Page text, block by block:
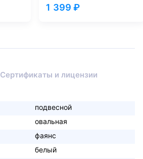
1 399 ₽
Сертификаты и лицензии
подвесной
овальная
фаянс
белый